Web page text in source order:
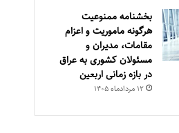
بخشنامه ممنوعیت
هرگونه ماموریت و اعزام
مقامات، مدیران و
مسئولان کشوری به عراق
در بازه زمانی اربعین
۱۲ مرداد‌ماه ۱۴۰۵